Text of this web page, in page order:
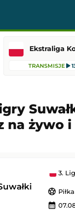
Ekstraliga
TRANSMISJE
Wanderers
żywo i
3.
sports_soccer
calendar_month